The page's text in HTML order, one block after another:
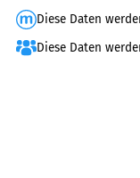
Diese Daten
Diese Daten